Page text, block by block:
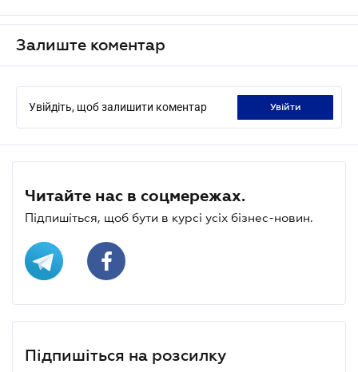
Залиште коментар
Увійдіть, щоб залишити коментар увійти
Читайте нас в соцмережах.
Підпишіться, щоб бути в курсі усіх бізнес-новин.
Підпишіться на розсилку